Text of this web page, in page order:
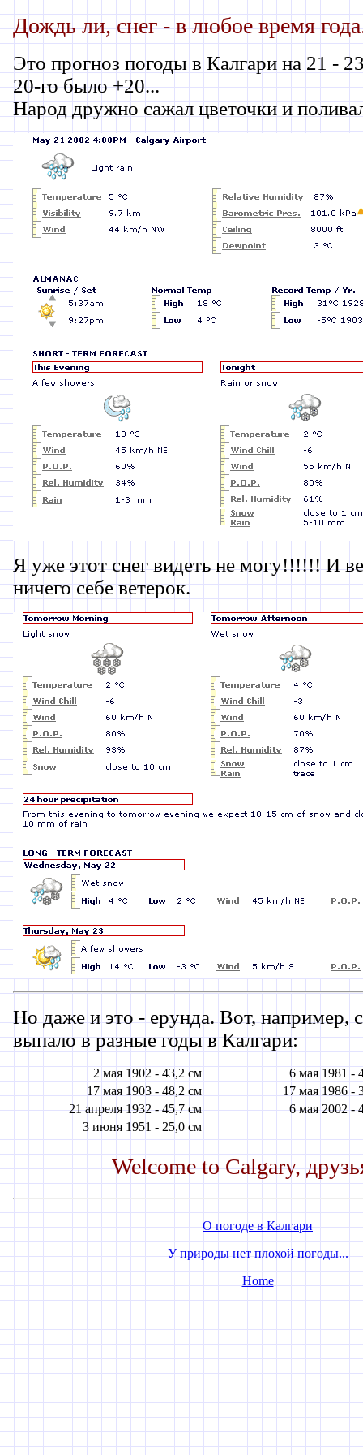
Дождь ли, снег - в любое время
Это прогноз погоды в Калгари на 21 -
20-го было +20...
Народ дружно сажал цветочки и
Я уже этот снег видеть не могу!!!!!! И
ничего себе ветерок.
Но даже и это - ерунда. Вот, например,
выпало в разные годы в Калгари:
2 мая 1902 - 43,2 см 6 мая 1981 -
17 мая 1903 - 48,2 см 17 мая 1986 -
21 апреля 1932 - 45,7 см 6 мая 2002 -
3 июня 1951 - 25,0 см
Welcome to Calgary,
О погоде в Калгари
У природы нет плохой погоды...
Home